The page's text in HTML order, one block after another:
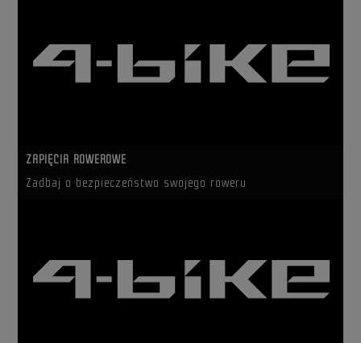
ZAPIĘCIA ROWEROWE
Zadbaj o bezpieczeństwo swojego roweru